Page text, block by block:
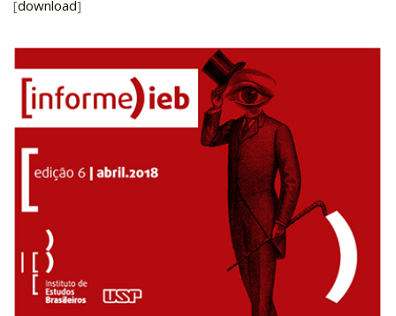
Pesquisador Colaborador
Iniciação Científica
Pré-Iniciação Científica
GIP
Pró-Reitoria de Pesquisa e Inovação
Criação de Curso
Isenção
[download]